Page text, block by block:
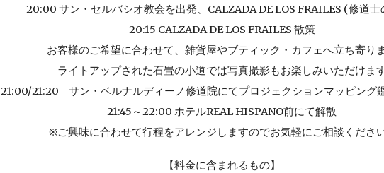
20:00 サン・セルバシオ教会を出発、CALZADA DE LOS FRAILES (修道
20:15 CALZADA DE LOS FRAILES 散策
お客様のご希望に合わせて、雑貨屋やブティック・カフェへ立ち寄り
ライトアップされた石畳の小道では写真撮影もお楽しみいただけま
21:00/21:20
サン・ベルナルディーノ修道院にてプロジェクションマッピング
21:45～22:00 ホテルREAL HISPANO前にて解散
※ご興味に合わせて行程をアレンジしますのでお気軽にご相談くださ
【料金に含まれるもの】